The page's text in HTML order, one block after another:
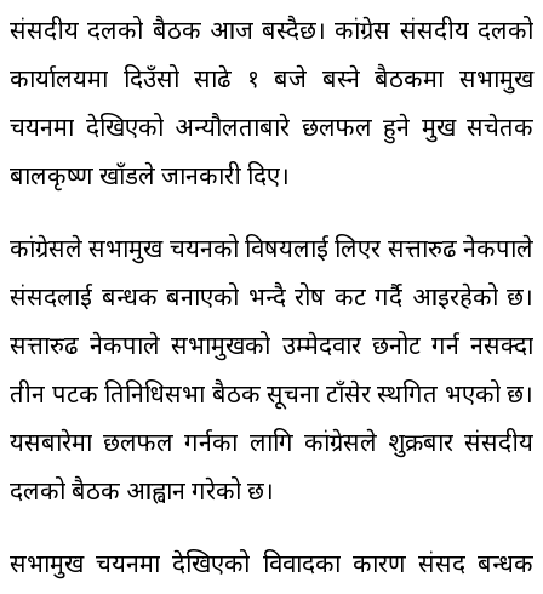
संसदीय दलको बैठक आज बस्दैछ। कांग्रेस संसदीय दलको
कार्यालयमा दिउँसो साढे १ बजे बस्ने बैठकमा सभामुख
चयनमा देखिएको अन्यौलताबारे छलफल हुने प्रमुख सचेतक
बालकृष्ण खाँडले जानकारी दिए।
कांग्रेसले सभामुख चयनको विषयलाई लिएर सत्तारुढ नेकपाले
संसदलाई बन्धक बनाएको भन्दै रोष प्रकट गर्दै आइरहेको छ।
सत्तारुढ नेकपाले सभामुखको उम्मेदवार छनोट गर्न नसक्दा
तीन पटक प्रतिनिधिसभा बैठक सूचना टाँसेर स्थगित भएको छ।
यसबारेमा छलफल गर्नका लागि कांग्रेसले शुक्रबार संसदीय
दलको बैठक आह्वान गरेको छ।
सभामुख चयनमा देखिएको विवादका कारण संसद बन्धक